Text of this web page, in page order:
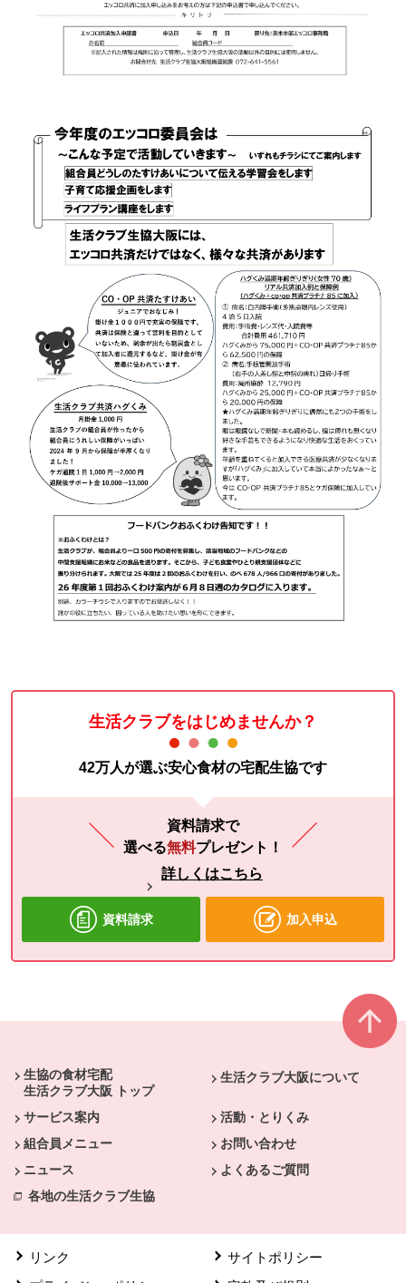
生活クラブをはじめませんか？
42万人が選ぶ安心食材の宅配生協です
資料請求で
選べる無料プレゼント！
詳しくはこちら
資料請求 加入申込
生協の食材宅配
生活クラブ大阪 トップ
生活クラブ大阪について
サービス案内
活動・とりくみ
組合員メニュー
お問い合わせ
ニュース
よくあるご質問
各地の生活クラブ生協
リンク
サイトポリシー